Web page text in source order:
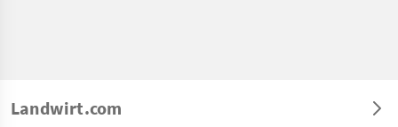
Landwirt.com